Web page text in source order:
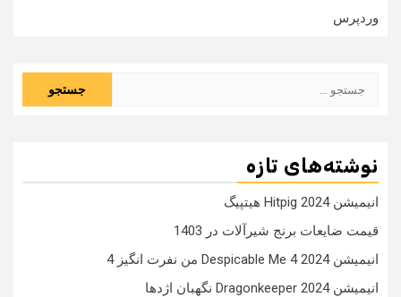
وردپرس
نوشته‌های تازه
انیمیشن Hitpig 2024 هیتپیگ
قیمت ضایعات برنج شیرآلات در 1403
انیمیشن Despicable Me 4 2024 من نفرت انگیز 4
انیمیشن Dragonkeeper 2024 نگهبان اژدها